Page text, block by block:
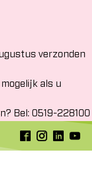
verzonden
als u
Bel: 0519-228100